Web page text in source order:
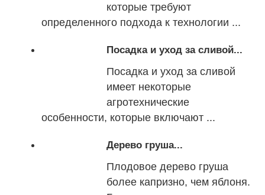
которые требуют
определенного подхода к технологии ...
Посадка и уход за сливой...
Посадка и уход за сливой
имеет некоторые
агротехнические
особенности, которые включают ...
Дерево груша...
Плодовое дерево груша
более капризно, чем яблоня.